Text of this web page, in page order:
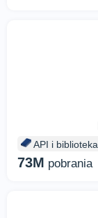
API i biblioteka
73M pobrania